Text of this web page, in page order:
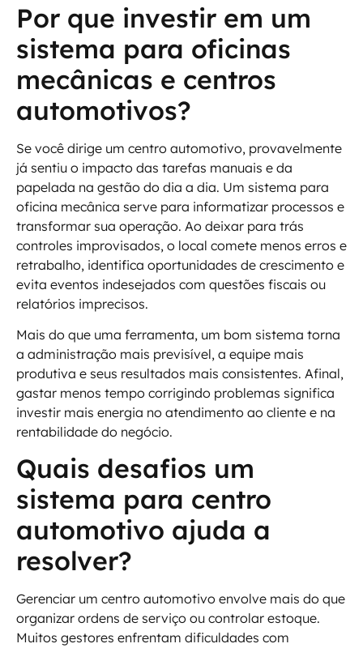
Por que investir em um
sistema para oficinas
mecânicas e centros
automotivos?
Se você dirige um centro automotivo, provavelmente
já sentiu o impacto das tarefas manuais e da
papelada na gestão do dia a dia. Um sistema para
oficina mecânica serve para informatizar processos e
transformar sua operação. Ao deixar para trás
controles improvisados, o local comete menos erros e
retrabalho, identifica oportunidades de crescimento e
evita eventos indesejados com questões fiscais ou
relatórios imprecisos.
Mais do que uma ferramenta, um bom sistema torna
a administração mais previsível, a equipe mais
produtiva e seus resultados mais consistentes. Afinal,
gastar menos tempo corrigindo problemas significa
investir mais energia no atendimento ao cliente e na
rentabilidade do negócio.
Quais desafios um
sistema para centro
automotivo ajuda a
resolver?
Gerenciar um centro automotivo envolve mais do que
organizar ordens de serviço ou controlar estoque.
Muitos gestores enfrentam dificuldades com